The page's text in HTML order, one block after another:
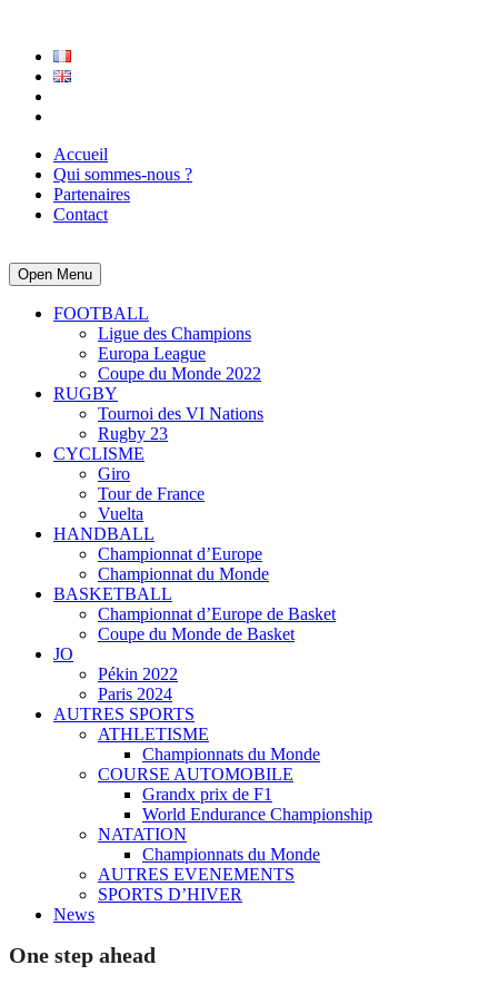
Accueil
Qui sommes-nous ?
Partenaires
Contact
Open Menu
FOOTBALL
Ligue des Champions
Europa League
Coupe du Monde 2022
RUGBY
Tournoi des VI Nations
Rugby 23
CYCLISME
Giro
Tour de France
Vuelta
HANDBALL
Championnat d’Europe
Championnat du Monde
BASKETBALL
Championnat d’Europe de Basket
Coupe du Monde de Basket
JO
Pékin 2022
Paris 2024
AUTRES SPORTS
ATHLETISME
Championnats du Monde
COURSE AUTOMOBILE
Grandx prix de F1
World Endurance Championship
NATATION
Championnats du Monde
AUTRES EVENEMENTS
SPORTS D’HIVER
News
One step ahead